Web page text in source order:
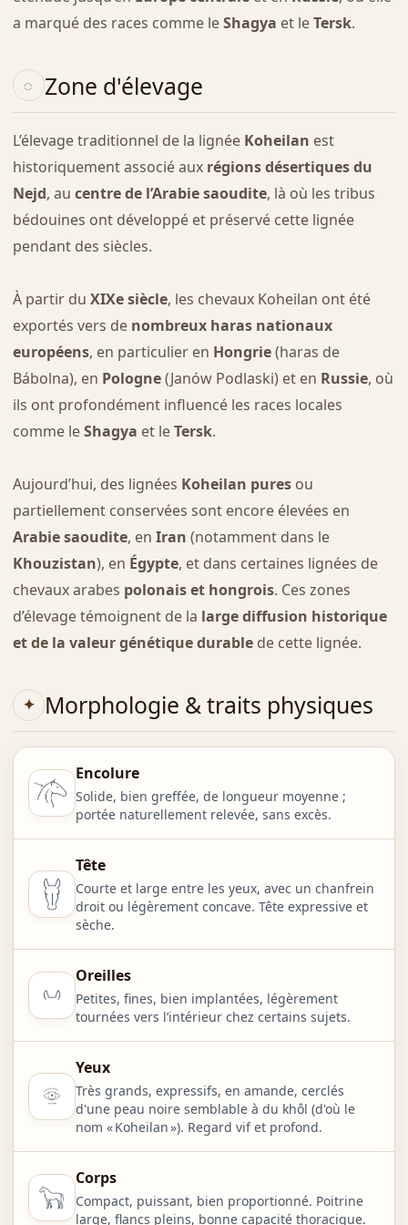
a marqué des races comme leShagya et leTersk.
Zone d'élevage
L’élevage traditionnel de la lignée Koheilan est
historiquement associé aux régions désertiques du
Nejd, au centre de l’Arabie saoudite, là où les tribus
bédouines ont développé et préservé cette lignée
pendant des siècles.
À partir du XIXe siècle, les chevaux Koheilan ont été
exportés vers de nombreux haras nationaux
européens, en particulier en Hongrie(haras de
Bábolna), en Pologne(Janów Podlaski) et en Russie, où
ils ont profondément influencé les races locales
comme leShagya et leTersk.
Aujourd’hui, des lignées Koheilan puresou
partiellement conservées sont encore élevées en
Arabie saoudite, en Iran (notamment dans le
Khouzistan), en Égypte, et dans certaines lignées de
chevaux arabes polonais et hongrois. Ces zones
d’élevage témoignent de la large diffusion historique
et de la valeur génétique durablede cette lignée.
Morphologie & traits physiques
Encolure
Solide, bien greffée, de longueur moyenne ;
portée naturellement relevée, sans excès.
Tête
Courte et large entre les yeux, avec un chanfrein
droit ou légèrement concave. Tête expressive et
sèche.
Oreilles
Petites, fines, bien implantées, légèrement
tournées vers l’intérieur chez certains sujets.
Yeux
Très grands, expressifs, en amande, cerclés
d'une peau noire semblable à du khôl (d'où le
nom « Koheilan »). Regard vif et profond.
Corps
Compact, puissant, bien proportionné. Poitrine
large, flancs pleins, bonne capacité thoracique.